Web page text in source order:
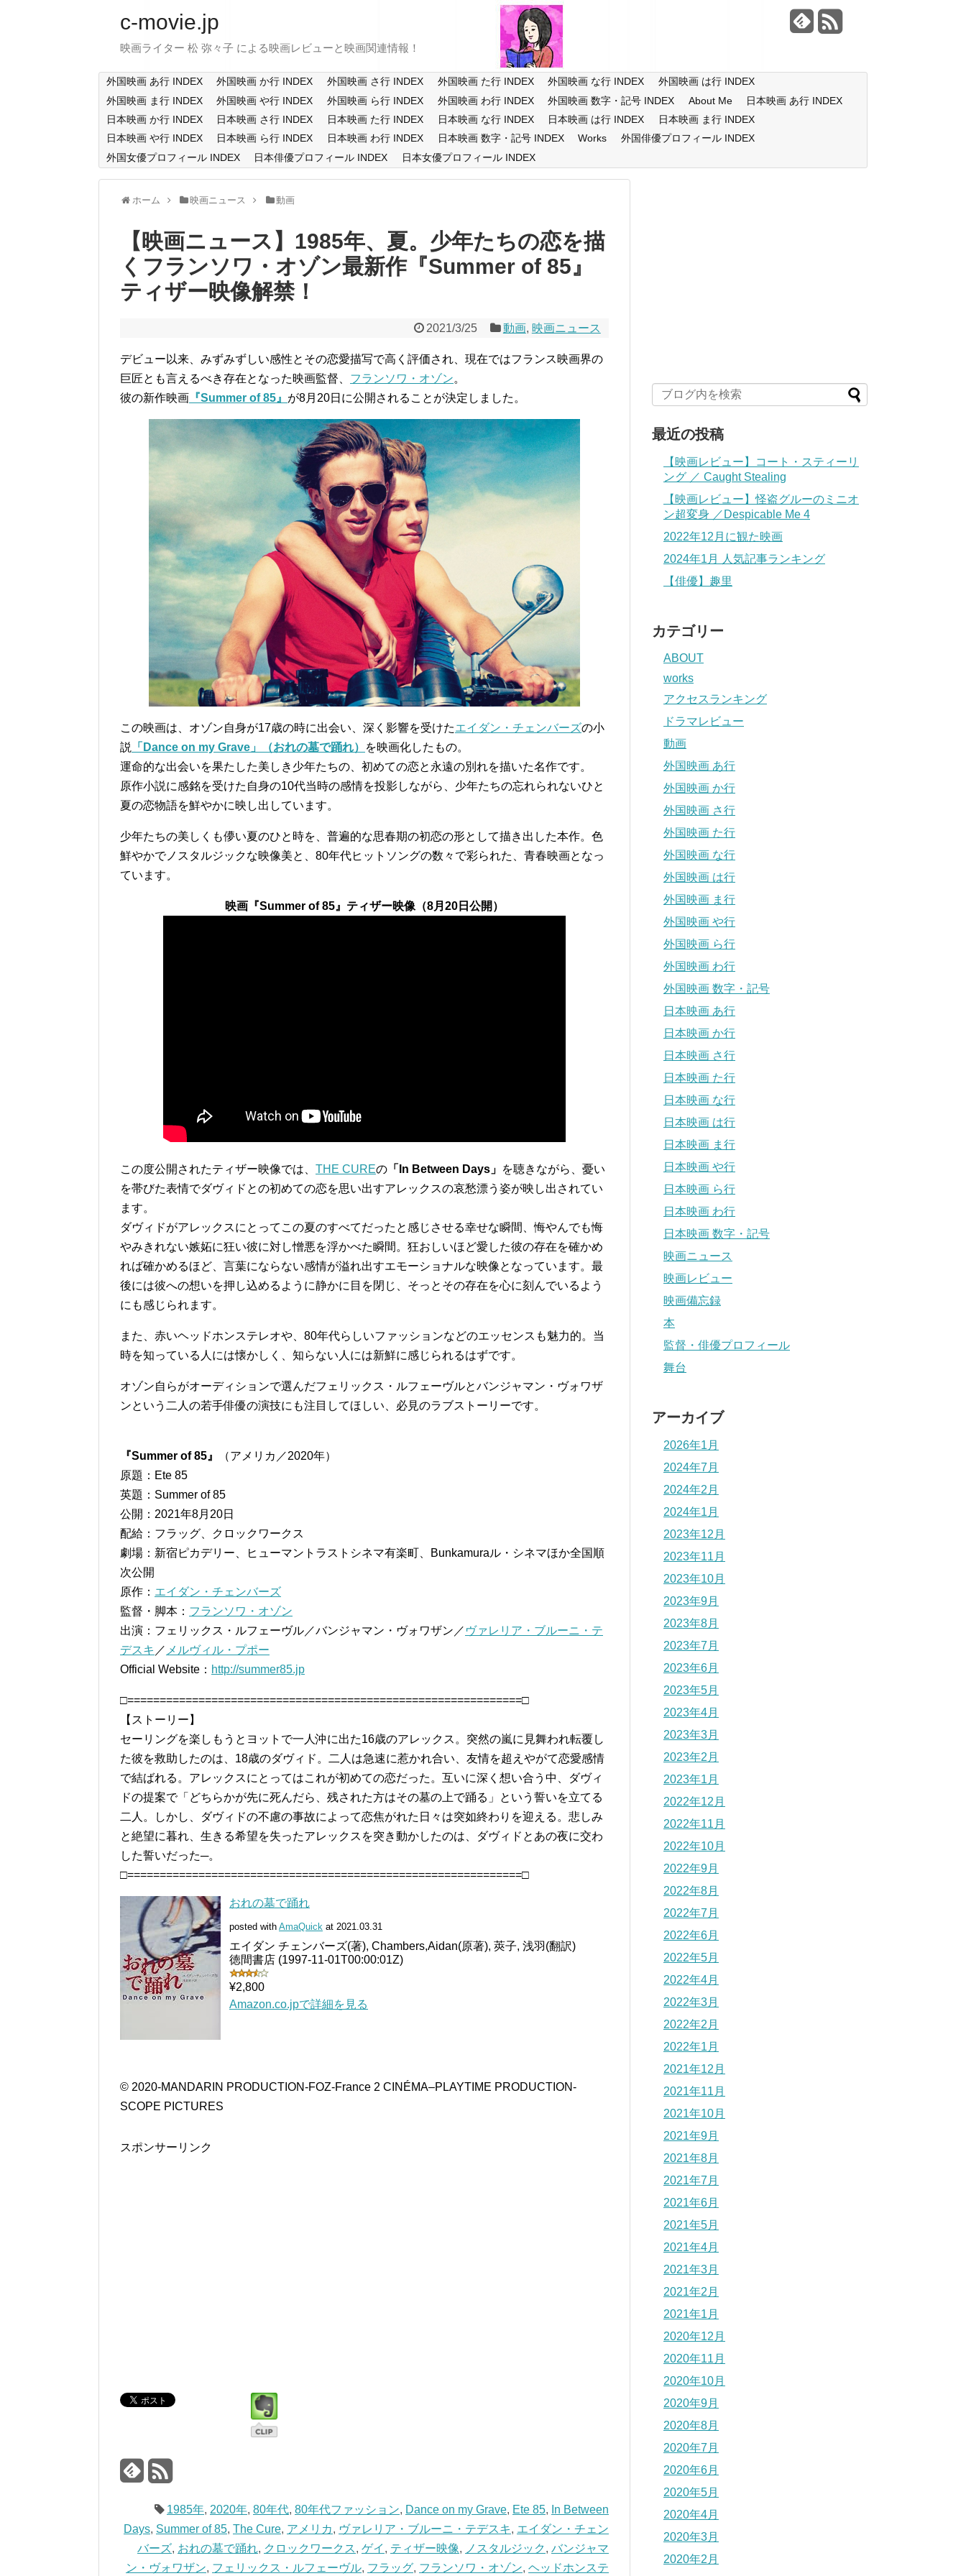
c-movie.jp
映画ライター 松 弥々子 による映画レビューと映画関連情報！
外国映画 あ行 INDEX 外国映画 か行 INDEX 外国映画 さ行 INDEX 外国映画 た行 INDEX 外国映画 な行 INDEX
外国映画 は行 INDEX
外国映画 ま行 INDEX
外国映画 や行 INDEX 外国映画 ら行 INDEX 外国映画 わ行 INDEX 外国映画 数字・記号 INDEX About Me
日本映画 あ行 INDEX
日本映画 か行 INDEX
日本映画 さ行 INDEX 日本映画 た行 INDEX 日本映画 な行 INDEX 日本映画 は行 INDEX
日本映画 ま行 INDEX
日本映画 や行 INDEX
日本映画 ら行 INDEX 日本映画 わ行 INDEX 日本映画 数字・記号 INDEX Works
外国俳優プロフィール INDEX
外国女優プロフィール INDEX
日本俳優プロフィール INDEX 日本女優プロフィール INDEX
ホーム 映画ニュース 動画
【映画ニュース】1985年、夏。少年たちの恋を描
くフランソワ・オゾン最新作『Summer of 85』
ティザー映像解禁！
2021/3/25 動画, 映画ニュース
デビュー以来、みずみずしい感性とその恋愛描写で高く評価され、現在ではフランス映画界の
巨匠とも言えるべき存在となった映画監督、 フランソワ・オゾン。
彼の新作映画 『Summer of 85』 が8月20日に公開されることが決定しました。
この映画は、オゾン自身が17歳の時に出会い、深く影響を受けたエイダン・チェンバーズの小
説
「Dance on my Grave」（おれの墓で踊れ）
を映画化したもの。
運命的な出会いを果たした美しき少年たちの、初めての恋と永遠の別れを描いた名作です。
原作小説に感銘を受けた自身の10代当時の感情を投影しながら、少年たちの忘れられないひと
夏の恋物語を鮮やかに映し出しています。
少年たちの美しくも儚い夏のひと時を、普遍的な思春期の初恋の形として描き出した本作。色
鮮やかでノスタルジックな映像美と、80年代ヒットソングの数々で彩られた、青春映画となっ
ています。
映画『Summer of 85』ティザー映像（8月20日公開）
この度公開されたティザー映像では、 THE CUREの 「In Between Days」 を聴きながら、憂い
を帯びた表情でダヴィドとの初めての恋を思い出すアレックスの哀愁漂う姿が映し出されてい
ます。
ダヴィドがアレックスにとってこの夏のすべてだったと感じさせる幸せな瞬間、悔やんでも悔
やみきれない嫉妬に狂い彼に対し憎悪を浮かべた瞬間。狂おしいほど愛した彼の存在を確かめ
れば確かめるほど、言葉にならない感情が溢れ出すエモーショナルな映像となっています。最
後には彼への想いを押し込めるように静かに目を閉じ、そっとその存在を心に刻んでいるよう
にも感じられます。
また、赤いヘッドホンステレオや、80年代らしいファッションなどのエッセンスも魅力的。当
時を知っている人には懐かしく、知らない人には新鮮に感じられるはずです。
オゾン自らがオーディションで選んだフェリックス・ルフェーヴルとバンジャマン・ヴォワザ
ンという二人の若手俳優の演技にも注目してほしい、必見のラブストーリーです。
『Summer of 85』
（アメリカ／2020年）
原題：Ete 85
英題：Summer of 85
公開：2021年8月20日
配給：フラッグ、クロックワークス
劇場：新宿ピカデリー、ヒューマントラストシネマ有楽町、Bunkamuraル・シネマほか全国順
次公開
原作： エイダン・チェンバーズ
監督・脚本： フランソワ・オゾン
出演：フェリックス・ルフェーヴル／バンジャマン・ヴォワザン／ ヴァレリア・ブルーニ・テ
デスキ ／ メルヴィル・プポー
Official Website： http://summer85.jp
□=============================================================□
【ストーリー】
セーリングを楽しもうとヨットで一人沖に出た16歳のアレックス。突然の嵐に見舞われ転覆し
た彼を救助したのは、18歳のダヴィド。二人は急速に惹かれ合い、友情を超えやがて恋愛感情
で結ばれる。アレックスにとってはこれが初めての恋だった。互いに深く想い合う中、ダヴィ
ドの提案で「どちらかが先に死んだら、残された方はその墓の上で踊る」という誓いを立てる
二人。しかし、ダヴィドの不慮の事故によって恋焦がれた日々は突如終わりを迎える。悲しみ
と絶望に暮れ、生きる希望を失ったアレックスを突き動かしたのは、ダヴィドとあの夜に交わ
した誓いだった─。
□=============================================================□
おれの墓で踊れ
posted with AmaQuick at 2021.03.31
エイダン チェンバーズ(著), Chambers,Aidan(原著), 莢子, 浅羽(翻訳)
徳間書店 (1997-11-01T00:00:01Z)
¥2,800
Amazon.co.jpで詳細を見る
© 2020-MANDARIN PRODUCTION-FOZ-France 2 CINÉMA–PLAYTIME PRODUCTION-
SCOPE PICTURES
スポンサーリンク
1985年, 2020年, 80年代, 80年代ファッション, Dance on my Grave, Ete 85, In Between
Days, Summer of 85, The Cure, アメリカ, ヴァレリア・ブルーニ・テデスキ, エイダン・チェン
バーズ, おれの墓で踊れ, クロックワークス, ゲイ , ティザー映像, ノスタルジック , バンジャマ
ン・ヴォワザン, フェリックス・ルフェーヴル, フラッグ, フランソワ・オゾン, ヘッドホンステ
最近の投稿
【映画レビュー】コート・スティーリ
ング ／ Caught Stealing
【映画レビュー】怪盗グルーのミニオ
ン超変身 ／Despicable Me 4
2022年12月に観た映画
2024年1月 人気記事ランキング
【俳優】趣里
カテゴリー
ABOUT
works
アクセスランキング
ドラマレビュー
動画
外国映画 あ行
外国映画 か行
外国映画 さ行
外国映画 た行
外国映画 な行
外国映画 は行
外国映画 ま行
外国映画 や行
外国映画 ら行
外国映画 わ行
外国映画 数字・記号
日本映画 あ行
日本映画 か行
日本映画 さ行
日本映画 た行
日本映画 な行
日本映画 は行
日本映画 ま行
日本映画 や行
日本映画 ら行
日本映画 わ行
日本映画 数字・記号
映画ニュース
映画レビュー
映画備忘録
本
監督・俳優プロフィール
舞台
アーカイブ
2026年1月
2024年7月
2024年2月
2024年1月
2023年12月
2023年11月
2023年10月
2023年9月
2023年8月
2023年7月
2023年6月
2023年5月
2023年4月
2023年3月
2023年2月
2023年1月
2022年12月
2022年11月
2022年10月
2022年9月
2022年8月
2022年7月
2022年6月
2022年5月
2022年4月
2022年3月
2022年2月
2022年1月
2021年12月
2021年11月
2021年10月
2021年9月
2021年8月
2021年7月
2021年6月
2021年5月
2021年4月
2021年3月
2021年2月
2021年1月
2020年12月
2020年11月
2020年10月
2020年9月
2020年8月
2020年7月
2020年6月
2020年5月
2020年4月
2020年3月
2020年2月